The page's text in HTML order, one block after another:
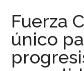
Fuerza
único